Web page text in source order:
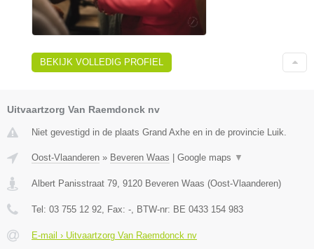
BEKIJK VOLLEDIG PROFIEL
Uitvaartzorg Van Raemdonck nv
Niet gevestigd in de plaats Grand Axhe en in de provincie Luik.
Oost-Vlaanderen » Beveren Waas | Google maps ▼
Albert Panisstraat 79 9120 Beveren Waas (Oost-Vlaanderen)
Tel: 03 755 12 92 , Fax: - , BTW-nr: BE 0433 154 983
E-mail › Uitvaartzorg Van Raemdonck nv